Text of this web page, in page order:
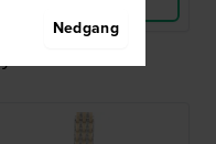
Nedgang